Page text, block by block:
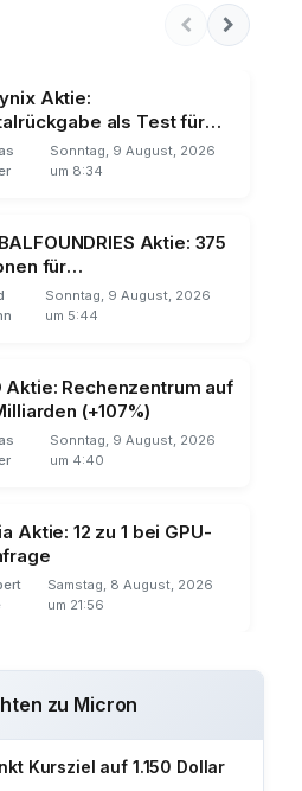
Aktie:
als Test für
Sonntag, 9 August, 2026
um 8:34
Aktie: 375
für
Sonntag, 9 August, 2026
um 5:44
Aktie: Rechenzentrum auf
(+107%)
Sonntag, 9 August, 2026
um 4:40
Aktie: 12 zu 1 bei GPU-
Samstag, 8 August, 2026
um 21:56
zu Micron
Kursziel auf 1.150 Dollar